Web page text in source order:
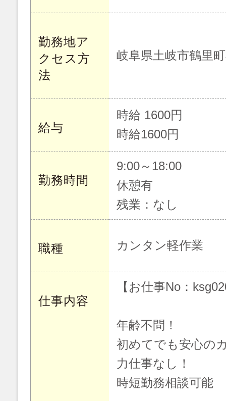
勤務地ア
クセス方
法
岐阜県土岐市鶴里
給与
時給 1600円
時給1600円
勤務時間
9:00～18:00
休憩有
残業：なし
職種 カンタン軽作業
仕事内容
【お仕事No：
年齢不問！
初めてでも安心の
力仕事なし！
時短勤務相談可能